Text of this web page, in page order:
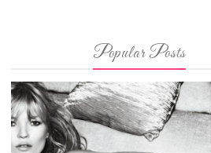
Popular Posts